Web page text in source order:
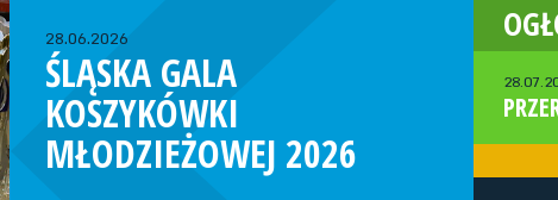
28.06.2026
ŚLĄSKA GALA
KOSZYKÓWKI
MŁODZIEŻOWEJ 2026